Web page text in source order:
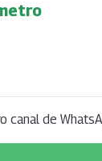
canal de